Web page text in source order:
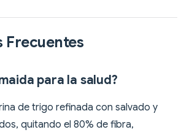
Frecuentes
para la salud?
de trigo refinada con salvado y
quitando el 80% de fibra,